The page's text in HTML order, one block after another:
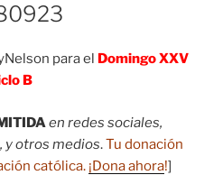
para el Domingo XXV
B
en redes sociales,
y otros medios.Tu donación
católica. ¡Dona ahora!]